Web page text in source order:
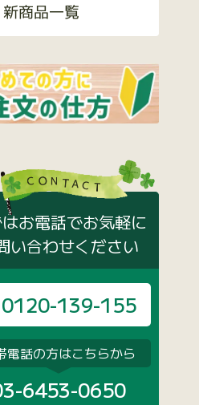
お電話でお気軽に
い合わせください
0120-139-155
電話の方はこちらから
6453-0650